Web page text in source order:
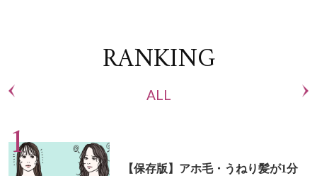
RANKING
ALL
【保存版】アホ毛・うねり髪が1分